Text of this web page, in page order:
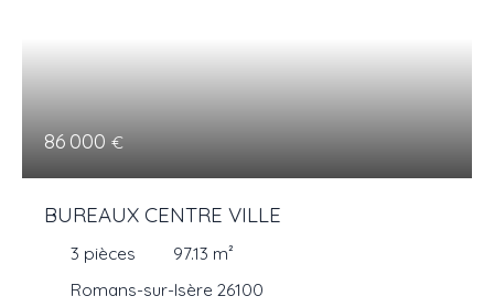
86 000 €
BUREAUX CENTRE VILLE
3 pièces 97.13 m²
Romans-sur-Isère 26100